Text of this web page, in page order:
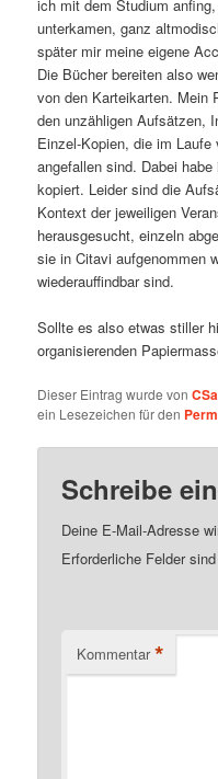
ich mit dem Studium
unterkamen, ganz
später mir meine eigene
Die Bücher bereiten also
von den Karteikarten. Mein
den unzähligen Aufsätzen,
Einzel-Kopien, die im
angefallen sind. Dabei
kopiert. Leider sind die
Kontext der jeweiligen
herausgesucht, einzeln
sie in Citavi aufgenommen
wiederauffindbar sind.
Sollte es also etwas stiller
organisierenden
Dieser Eintrag wurde von
ein Lesezeichen für den
Schreibe
Deine E-Mail-Adresse
Erforderliche Felder
Kommentar *